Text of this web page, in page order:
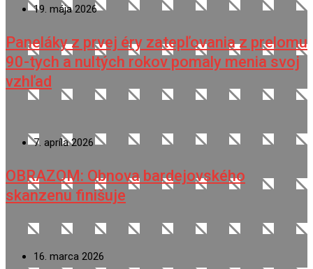
19. mája 2026
Paneláky z prvej éry zatepľovania z prelomu
90-tych a nultých rokov pomaly menia svoj
vzhľad
7. apríla 2026
OBRAZOM: Obnova bardejovského
skanzenu finišuje
16. marca 2026